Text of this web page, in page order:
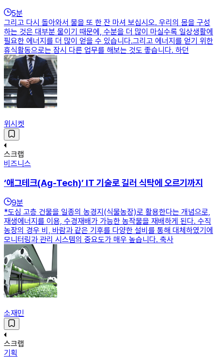
5분
그리고 다시 돌아와서 물을 또 한 잔 마셔 보십시오. 우리의 몸을 구성
하는 것은 대부분 물이기 때문에, 수분을 더 많이 마실수록 일상생활에
필요한 에너지를 더 많이 얻을 수 있습니다.그리고 에너지를 얻기 위한
휴식활동으로는 잠시 다른 업무를 해보는 것도 좋습니다. 하던
위시켓
스크랩
비즈니스
‘애그테크(Ag-Tech)’ IT 기술로 길러 식탁에 오르기까지
9분
*도심 고층 건물을 일종의 농경지(식물농장)로 활용한다는 개념으로,
재생에너지를 이용, 수경재배가 가능한 농작물을 재배하게 된다. 수직
농장의 경우 비, 바람과 같은 기후를 다양한 설비를 통해 대체하였기에
모니터링과 관리 시스템의 중요도가 매우 높습니다. 축사
소재민
스크랩
기획